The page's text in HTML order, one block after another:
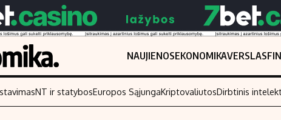
NAUJIENOSEKONOMIKAVERSLAS
NT ir statybosEuropos SąjungaKriptovaliutosDirbtinis